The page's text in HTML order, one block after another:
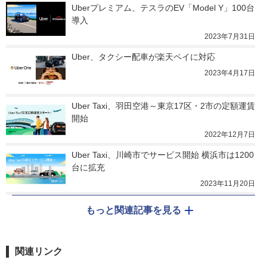
Uberプレミアム、テスラのEV「Model Y」100台
導入
2023年7月31日
Uber、タクシー配車が楽天ペイに対応
2023年4月17日
Uber Taxi、羽田空港～東京17区・2市の定額運賃
開始
2022年12月7日
Uber Taxi、川崎市でサービス開始 横浜市は1200
台に拡充
2023年11月20日
もっと関連記事を見る
関連リンク